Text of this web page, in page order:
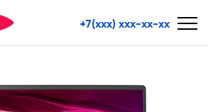
+7(xxx) xxx-xx-xx